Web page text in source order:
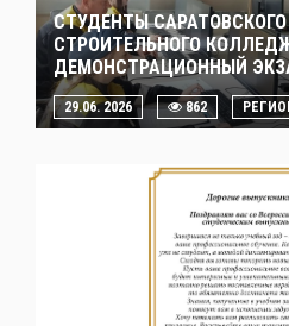
СТУДЕНТЫ
СТРОИТЕЛЬНОГО
ДЕМОНСТРАЦИОННЫЙ
29.06. 2026 862